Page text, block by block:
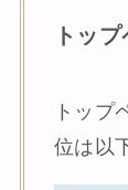
トッ
トップ
位は以